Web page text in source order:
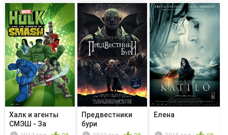
Халк и агенты
СМЭШ - За
Асгард
Предвестники
бури
Елена